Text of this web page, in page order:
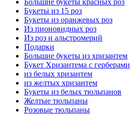
Большие букеты красных роз
Букеты из 15 роз
Букеты из оранжевых роз
Из пионовидных роз
Из роз и альстромерий
Подарки
Большие букеты из хризантем
Букет Хризантема с герберами
из белых хризантем
из желтых хризантем
Букеты из белых тюльпанов
Желтые тюльпаны
Розовые тюльпаны